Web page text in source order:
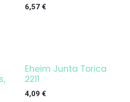
6,57€
Eheim Junta Torica
2211
4,09 €